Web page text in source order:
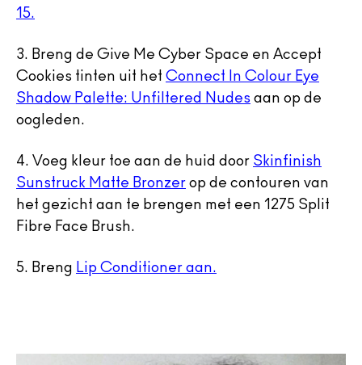
15.
3. Breng de Give Me Cyber Space en Accept
Cookies tinten uit het Connect In Colour Eye
Shadow Palette: Unfiltered Nudes aan op de
oogleden.
4. Voeg kleur toe aan de huid door Skinfinish
Sunstruck Matte Bronzer op de contouren van
het gezicht aan te brengen met een 1275 Split
Fibre Face Brush.
5. Breng Lip Conditioner aan.